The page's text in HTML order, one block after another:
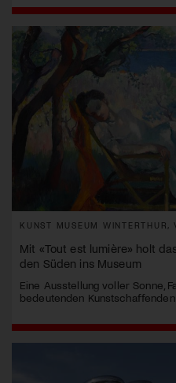
KUNST MUSEUM WINTERTHUR,
Mit «Tout est lumière» holt
den Süden ins Museum
Eine Ausstellung voller Sonne,
bedeutenden Kunstschaffenden